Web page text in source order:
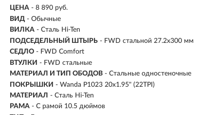
ЦЕНА - 8 890 руб.
ВИД - Обычные
ВИЛКА - Сталь Hi-Ten
ПОДСЕДЕЛЬНЫЙ ШТЫРЬ - FWD стальной 27.2x300 мм
СЕДЛО - FWD Comfort
ВТУЛКИ - FWD стальные
МАТЕРИАЛ И ТИП ОБОДОВ - Стальные одностеночные
ПОКРЫШКИ - Wanda P1023 20x1.95" (22TPI)
МАТЕРИАЛ - Сталь Hi-Ten
РАМА - С рамой 10.5 дюймов